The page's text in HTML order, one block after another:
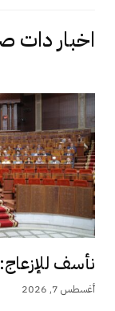
اخبار دات
نأسف
أغسطس 7, 2026